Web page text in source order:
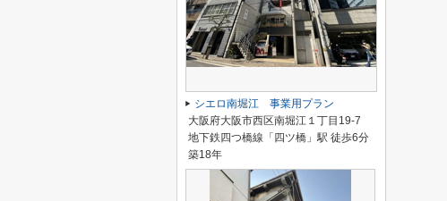
シエロ南堀江 事業用プラン
大阪府大阪市西区南堀江１丁目19-7
地下鉄四つ橋線「四ツ橋」駅 徒歩6分
築18年